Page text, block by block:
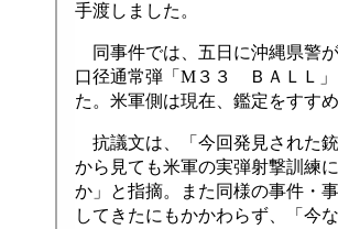
手渡しました。
同事件では、五日に沖縄県警
口径通常弾「М３３ ＢＡＬＬ」
た。米軍側は現在、鑑定をすすめ
抗議文は、「今回発見された
から見ても米軍の実弾射撃訓練
か」と指摘。また同様の事件・
してきたにもかかわらず、「今